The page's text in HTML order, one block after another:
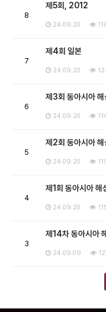
8
제5회, 2012
24.09.20
7
제4회 일본
24.09.20
6
제3회 동아시아 해
24.09.20
5
제2회 동아시아
24.09.20
4
제1회 동아시아
24.09.20
3
제14차 동아시아
24.09.09